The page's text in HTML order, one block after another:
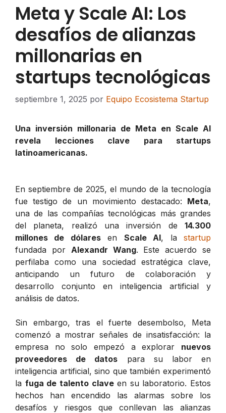
Meta y Scale AI: Los
desafíos de alianzas
millonarias en
startups tecnológicas
septiembre 1, 2025 por Equipo Ecosistema Startup
Una inversión millonaria de Meta en Scale AI
revela lecciones clave para startups
latinoamericanas.
En septiembre de 2025, el mundo de la tecnología
fue testigo de un movimiento destacado: Meta,
una de las compañías tecnológicas más grandes
del planeta, realizó una inversión de 14.300
millones de dólaresen Scale AI, lastartup
fundada por Alexandr Wang. Este acuerdo se
perfilaba como una sociedad estratégica clave,
anticipando un futuro de colaboración y
desarrollo conjunto en inteligencia artificial y
análisis de datos.
Sin embargo, tras el fuerte desembolso, Meta
comenzó a mostrar señales de insatisfacción: la
empresa no solo empezó a explorar nuevos
proveedores de datos para su labor en
inteligencia artificial, sino que también experimentó
la fuga de talento claveen su laboratorio. Estos
hechos han encendido las alarmas sobre los
desafíos y riesgos que conllevan las alianzas